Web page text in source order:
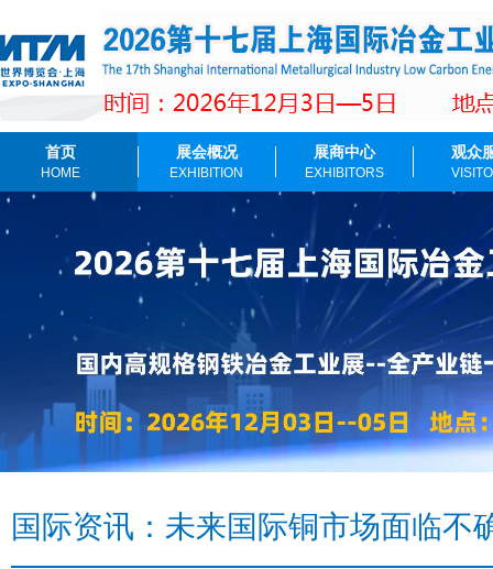
首页
HOME
展会概况
EXHIBITION
展商中心
EXHIBITORS
观众
国际资讯：未来国际铜市场面临不